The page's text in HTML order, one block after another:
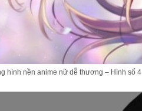
hình nền anime nữ dễ thương – Hình số 4